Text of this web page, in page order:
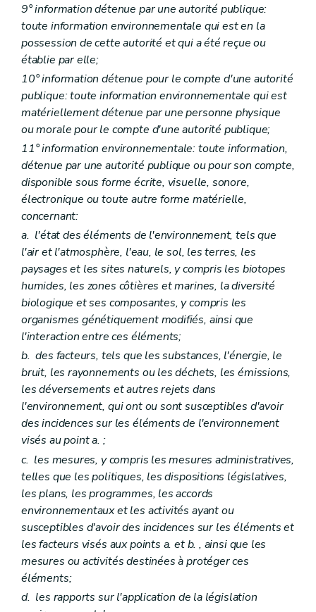
Section II Objectifs en matière de réparation
Art. D106
Section III
Identification des mesures de réparation
Art. D107
Art. D108
Art. D109
Art. D110
Art. D111
Titre VI Obligations de l'exploitant
Chapitre premier Action de prévention
Art. D112
Chapitre II Action de réparation
Art. D113
Titre VII Missions de l'autorité compétente
Art. D114
Art. D115
Art. D116
Art. D117
Art. D118
Art. D119
Art. D120
Art. D121
Titre VIII Coûts liés à la prévention et à la réparation
Art. D122
Art. D123
Art. D124
Art. D125
Art. D126
Art. D127
Art. D128
Art. D129
Art. D130
Titre IX Demandes d'action
Art. D131
Art. D132
Art. D133
Art. D134
Coopération interrégionale et internationale
Art. D135
Art. D136
Art. D137
Partie VIII Recherche, constatation, poursuite, répression et mesures de réparation des infractions en matière d'environnement – Décret du 5 juin 2008, art. 2)
Titre premier
Dispositions générales – Décret du 5 juin 2008, art. 2)
Art. D 138
Art. D 139
9° information détenue par une autorité publique:
toute information environnementale qui est en la
possession de cette autorité et qui a été reçue ou
établie par elle;
10° information détenue pour le compte d'une autorité
publique: toute information environnementale qui est
matériellement détenue par une personne physique
ou morale pour le compte d'une autorité publique;
11° information environnementale: toute information,
détenue par une autorité publique ou pour son compte,
disponible sous forme écrite, visuelle, sonore,
électronique ou toute autre forme matérielle,
concernant:
a. l'état des éléments de l'environnement, tels que
l'air et l'atmosphère, l'eau, le sol, les terres, les
paysages et les sites naturels, y compris les biotopes
humides, les zones côtières et marines, la diversité
biologique et ses composantes, y compris les
organismes génétiquement modifiés, ainsi que
l'interaction entre ces éléments;
b. des facteurs, tels que les substances, l'énergie, le
bruit, les rayonnements ou les déchets, les émissions,
les déversements et autres rejets dans
l'environnement, qui ont ou sont susceptibles d'avoir
des incidences sur les éléments de l'environnement
visés au pointa. ;
c. les mesures, y compris les mesures administratives,
telles que les politiques, les dispositions législatives,
les plans, les programmes, les accords
environnementaux et les activités ayant ou
susceptibles d'avoir des incidences sur les éléments et
les facteurs visés aux points a. etb. , ainsi que les
mesures ou activités destinées à protéger ces
éléments;
d. les rapports sur l'application de la législation